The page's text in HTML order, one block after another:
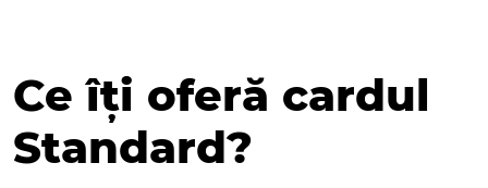
Ce îți oferă cardul
Standard?